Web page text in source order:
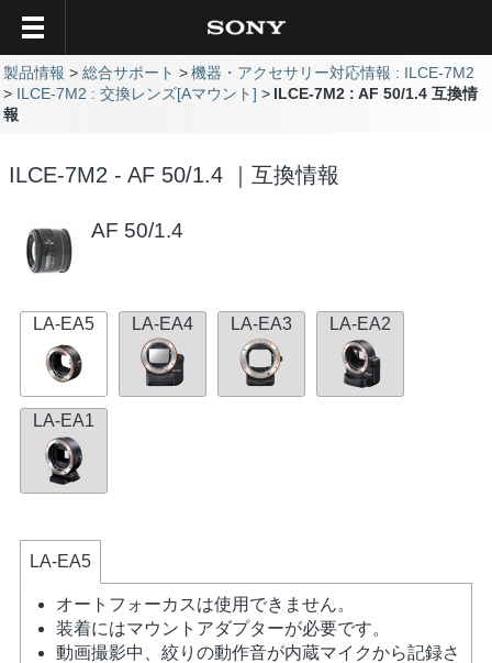
製品情報 総合サポート
機器・アクセサリー対応情報 : ILCE-7M2
ILCE-7M2 : 交換レンズ[Aマウント]
ILCE-7M2 : AF 50/1.4 互換情
報
ILCE-7M2 - AF 50/1.4 ｜互換情報
AF 50/1.4
LA-EA5 LA-EA4 LA-EA3 LA-EA2
LA-EA1
LA-EA5
オートフォーカスは使用できません。
装着にはマウントアダプターが必要です。
動画撮影中、絞りの動作音が内蔵マイクから記録さ